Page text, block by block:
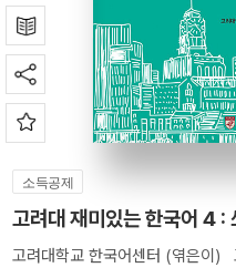
소득공제
고려대 재미있는 한국어 4 :
고려대학교 한국어센터 (엮은이)